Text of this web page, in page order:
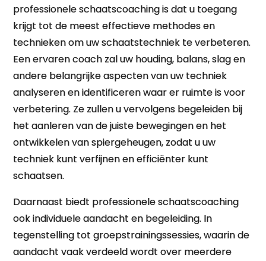
professionele schaatscoaching is dat u toegang
krijgt tot de meest effectieve methodes en
technieken om uw schaatstechniek te verbeteren.
Een ervaren coach zal uw houding, balans, slag en
andere belangrijke aspecten van uw techniek
analyseren en identificeren waar er ruimte is voor
verbetering. Ze zullen u vervolgens begeleiden bij
het aanleren van de juiste bewegingen en het
ontwikkelen van spiergeheugen, zodat u uw
techniek kunt verfijnen en efficiënter kunt
schaatsen.
Daarnaast biedt professionele schaatscoaching
ook individuele aandacht en begeleiding. In
tegenstelling tot groepstrainingssessies, waarin de
aandacht vaak verdeeld wordt over meerdere